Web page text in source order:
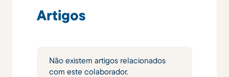
Artigos
Não existem artigos relacionados
com este colaborador.